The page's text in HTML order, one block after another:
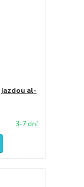
jazdou al-
3-7 dní